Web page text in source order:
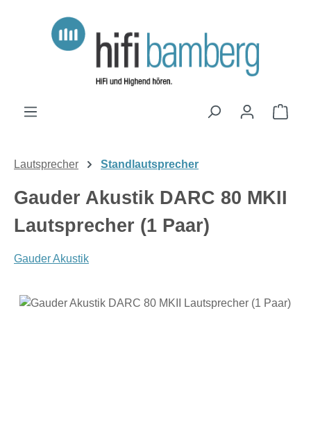
Zum Hauptinhalt springen
Lautsprecher Standlautsprecher
Gauder Akustik DARC 80 MKII
Lautsprecher (1 Paar)
Gauder Akustik
Bildergalerie überspringen